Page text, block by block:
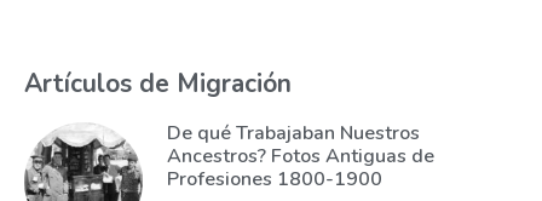
Artículos de Migración
De qué Trabajaban Nuestros
Ancestros? Fotos Antiguas de
Profesiones 1800-1900